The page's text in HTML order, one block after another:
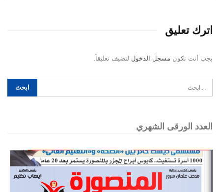
اترك تعليق
يجب أنت تكون مسجل الدخول لتضيف تعليقاً.
العدد الورقى الشهري